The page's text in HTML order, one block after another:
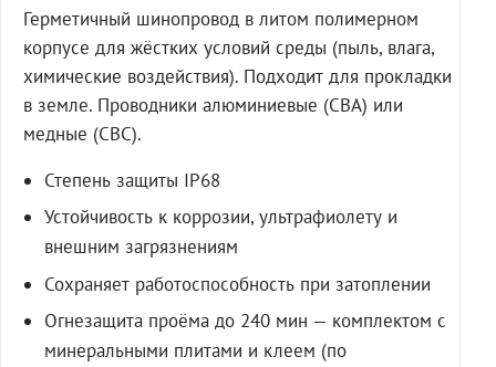
Герметичный шинопровод в литом полимерном
корпусе для жёстких условий среды (пыль, влага,
химические воздействия). Подходит для прокладки
в земле. Проводники алюминиевые (СВА) или
медные (СВС).
Степень защиты IP68
Устойчивость к коррозии, ультрафиолету и
внешним загрязнениям
Сохраняет работоспособность при затоплении
Огнезащита проёма до 240 мин — комплектом с
минеральными плитами и клеем (по